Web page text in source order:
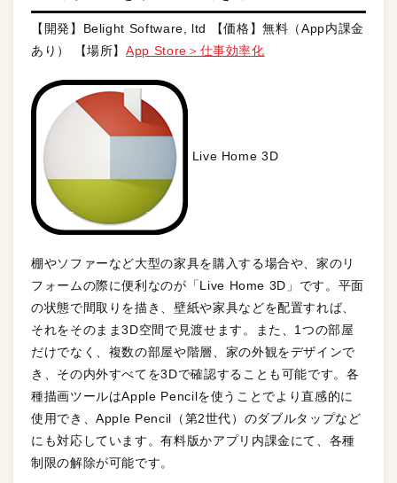
【開発】Belight Software, ltd 【価格】無料（App内課金
あり） 【場所】App Store＞仕事効率化
Live Home 3D
棚やソファーなど大型の家具を購入する場合や、家のリ
フォームの際に便利なのが「Live Home 3D」です。平面
の状態で間取りを描き、壁紙や家具などを配置すれば、
それをそのまま3D空間で見渡せます。また、1つの部屋
だけでなく、複数の部屋や階層、家の外観をデザインで
き、その内外すべてを3Dで確認することも可能です。各
種描画ツールはApple Pencilを使うことでより直感的に
使用でき、Apple Pencil（第2世代）のダブルタップなど
にも対応しています。有料版かアプリ内課金にて、各種
制限の解除が可能です。